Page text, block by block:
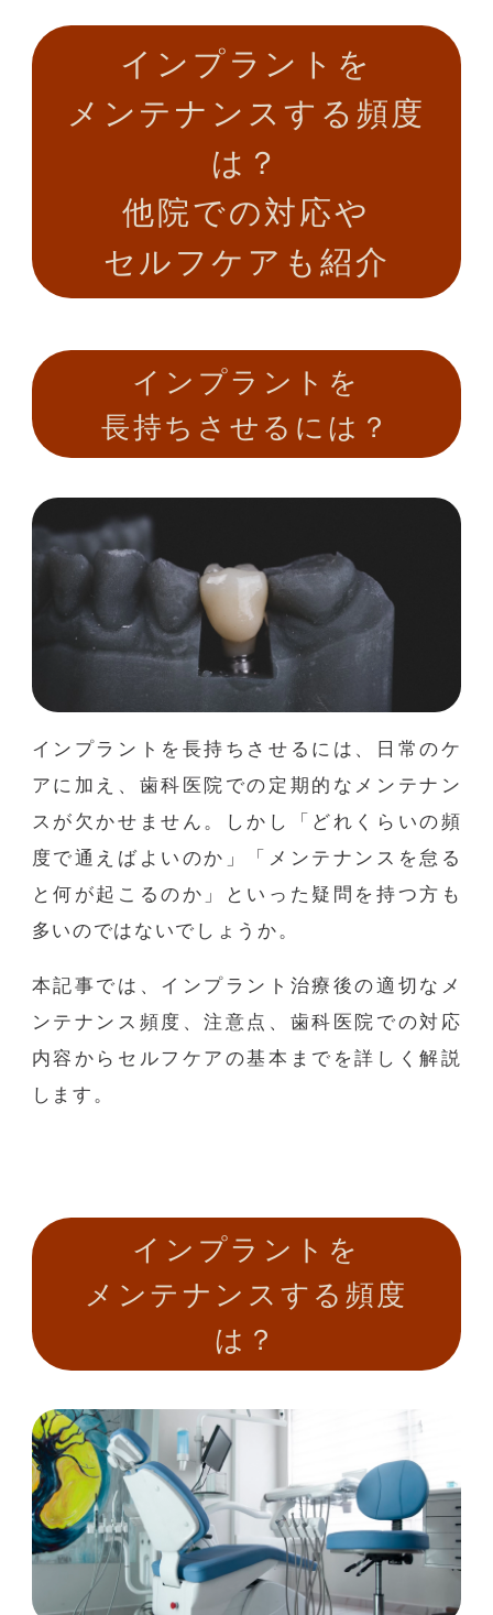
インプラントを
メンテナンスする頻度
は？
他院での対応や
セルフケアも紹介
インプラントを
長持ちさせるには？
インプラントを長持ちさせるには、日常のケ
アに加え、歯科医院での定期的なメンテナン
スが欠かせません。しかし「どれくらいの頻
度で通えばよいのか」「メンテナンスを怠る
と何が起こるのか」といった疑問を持つ方も
多いのではないでしょうか。
本記事では、インプラント治療後の適切なメ
ンテナンス頻度、注意点、歯科医院での対応
内容からセルフケアの基本までを詳しく解説
します。
インプラントを
メンテナンスする頻度
は？